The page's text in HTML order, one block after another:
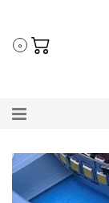
0